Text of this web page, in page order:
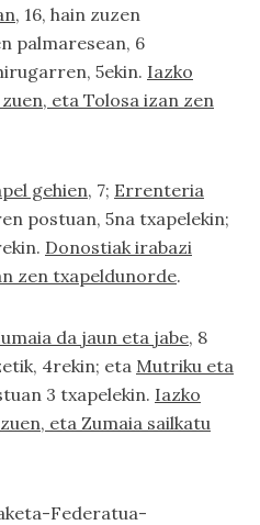
, 16, hain zuzen
palmaresean, 6
5ekin. Iazko
eta Tolosa izan zen
gehien, 7; Errenteria
postuan, 5na txapelekin;
Donostiak irabazi
zen txapeldunorde.
da jaun eta jabe, 8
4rekin; eta Mutriku eta
3 txapelekin. Iazko
eta Zumaia sailkatu
Federatua-